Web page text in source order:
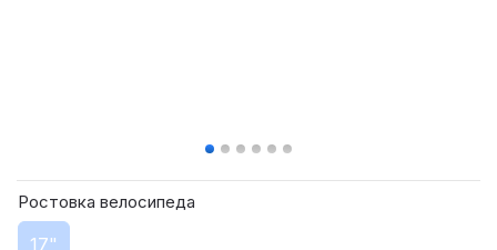
Ростовка велосипеда
17"